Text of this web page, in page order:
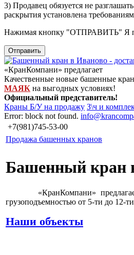
3) Продавец обязуется не
раскрытия установлена
Нажимая кнопку "ОТПРАВИТЬ" Я
Отправить
«КранКомпани» предлагает
Качественные новые башенные
МАЯК на выгодных условиях!
Официальный представитель!
Краны Б/У на продажу З\ч и
Error: block not found.
+7(981)745-53-00
Продажа башенных кранов
Башенный кран
«КранКомпани»
грузоподъемностью от 5-ти до 12-
Наши объекты